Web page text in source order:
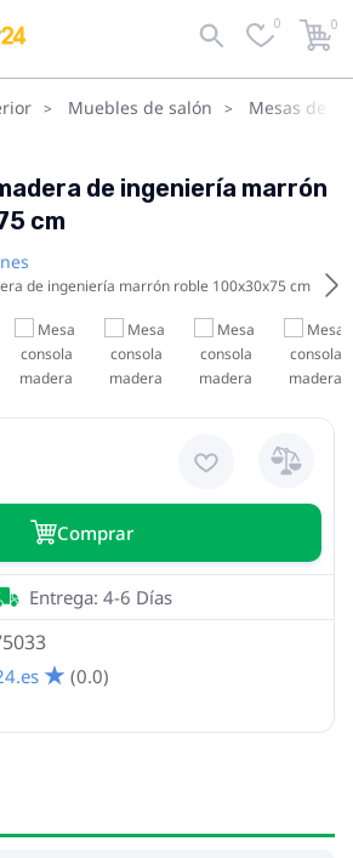
0 0
Muebles de salón Mesas de
de ingeniería marrón
cm
Сomprar
Entrega: 4-6 Días
(0.0)